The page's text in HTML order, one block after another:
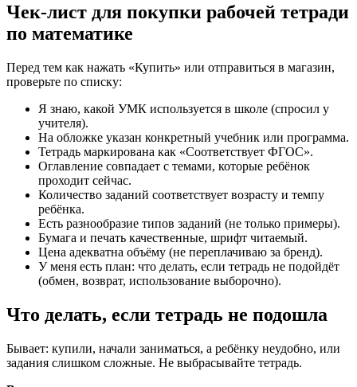
Чек-лист для покупки рабочей тетради
по математике
Перед тем как нажать «Купить» или отправиться в магазин,
проверьте по списку:
Я знаю, какой УМК используется в школе (спросил у
учителя).
На обложке указан конкретный учебник или программа.
Тетрадь маркирована как «Соответствует ФГОС».
Оглавление совпадает с темами, которые ребёнок
проходит сейчас.
Количество заданий соответствует возрасту и темпу
ребёнка.
Есть разнообразие типов заданий (не только примеры).
Бумага и печать качественные, шрифт читаемый.
Цена адекватна объёму (не переплачиваю за бренд).
У меня есть план: что делать, если тетрадь не подойдёт
(обмен, возврат, использование выборочно).
Что делать, если тетрадь не подошла
Бывает: купили, начали заниматься, а ребёнку неудобно, или
задания слишком сложные. Не выбрасывайте тетрадь.